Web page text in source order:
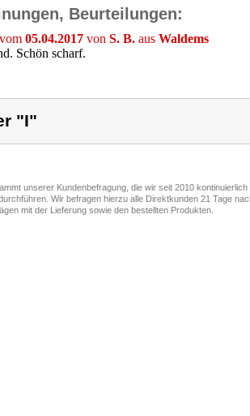
Beurteilungen:
05.04.2017 von S. B. aus Waldems
Schön scharf.
"I"
unserer Kundenbefragung, die wir seit 2010
Wir befragen hierzu alle Direktkunden 21 Tage
mit der Lieferung sowie den bestellten Produkten.